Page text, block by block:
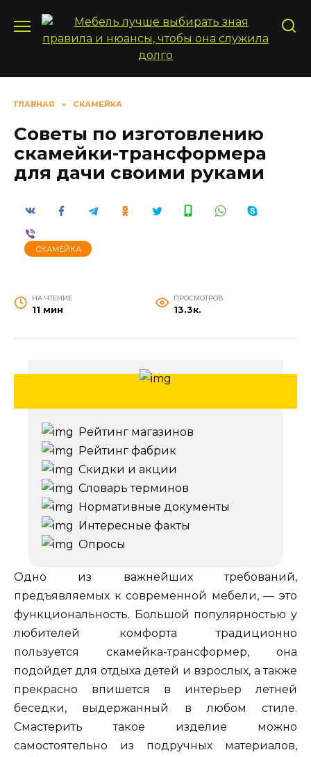
содержанию
ГЛАВНАЯ » СКАМЕЙКА
Советы по изготовлению
скамейки-трансформера
для дачи своими руками
СКАМЕЙКА
НА ЧТЕНИЕ
11 мин
ПРОСМОТРОВ
13.3к.
Рейтинг магазинов
Рейтинг фабрик
Скидки и акции
Словарь терминов
Нормативные документы
Интересные факты
Опросы
Одно из важнейших требований,
предъявляемых к современной мебели, — это
функциональность. Большой популярностью у
любителей комфорта традиционно
пользуется скамейка-трансформер, она
подойдет для отдыха детей и взрослых, а также
прекрасно впишется в интерьер летней
беседки, выдержанный в любом стиле.
Смастерить такое изделие можно
самостоятельно из подручных материалов,